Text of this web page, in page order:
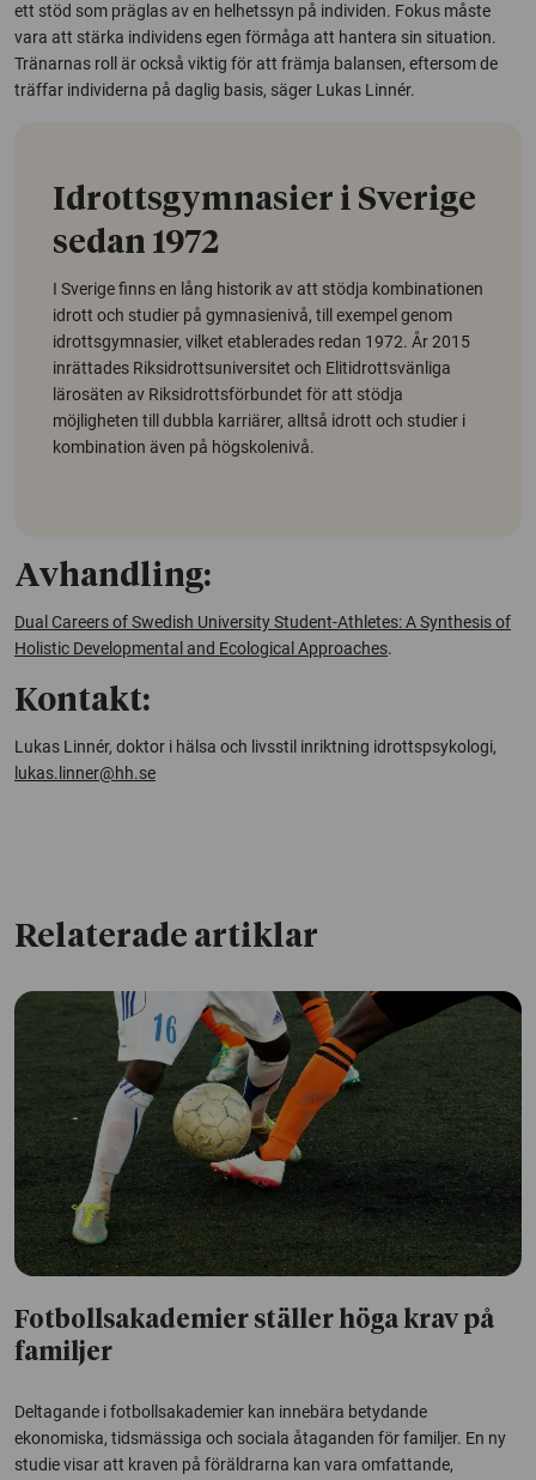
ett stöd som präglas av en helhetssyn på individen. Fokus måste
vara att stärka individens egen förmåga att hantera sin situation.
Tränarnas roll är också viktig för att främja balansen, eftersom de
träffar individerna på daglig basis, säger Lukas Linnér.
Idrottsgymnasier i Sverige
sedan 1972
I Sverige finns en lång historik av att stödja kombinationen
idrott och studier på gymnasienivå, till exempel genom
idrottsgymnasier, vilket etablerades redan 1972. År 2015
inrättades Riksidrottsuniversitet och Elitidrottsvänliga
lärosäten av Riksidrottsförbundet för att stödja
möjligheten till dubbla karriärer, alltså idrott och studier i
kombination även på högskolenivå.
Avhandling:
Dual Careers of Swedish University Student-Athletes: A Synthesis of
Holistic Developmental and Ecological Approaches.
Kontakt:
Lukas Linnér, doktor i hälsa och livsstil inriktning idrottspsykologi,
lukas.linner@hh.se
Relaterade artiklar
Fotbollsakademier ställer höga krav på
familjer
Deltagande i fotbollsakademier kan innebära betydande
ekonomiska, tidsmässiga och sociala åtaganden för familjer. En ny
studie visar att kraven på föräldrarna kan vara omfattande,